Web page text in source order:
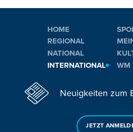
HOME
REGIONAL
NATIONAL
INTERNATIONAL
WM
Neuigkeiten zum
JETZT